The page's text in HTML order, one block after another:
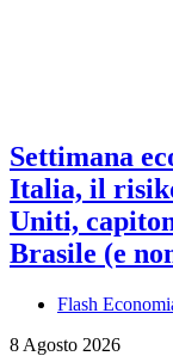
Settimana
Italia, il
Uniti,
Brasile (e
Flash
8 Agosto 2026